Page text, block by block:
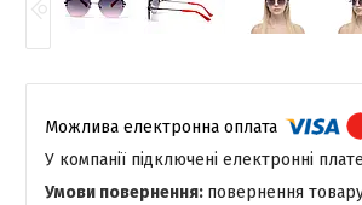
У компанії підключені електронні
повернення